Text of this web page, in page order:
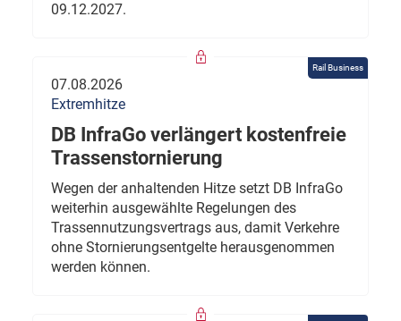
09.12.2027.
Rail Business
07.08.2026
Extremhitze
DB InfraGo verlängert kostenfreie
Trassenstornierung
Wegen der anhaltenden Hitze setzt DB InfraGo
weiterhin ausgewählte Regelungen des
Trassennutzungsvertrags aus, damit Verkehre
ohne Stornierungsentgelte herausgenommen
werden können.